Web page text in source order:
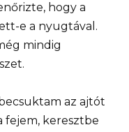
hogy a
e a nyugtával.
mindig
az ajtót
fejem, keresztbe